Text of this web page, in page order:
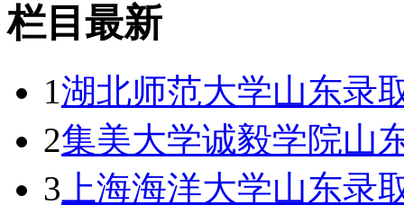
栏目最新
1湖北师范大学山东录
2集美大学诚毅学院山
3 上海海洋大学山东录